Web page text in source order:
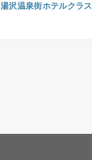
湯沢温泉街ホテルクラス